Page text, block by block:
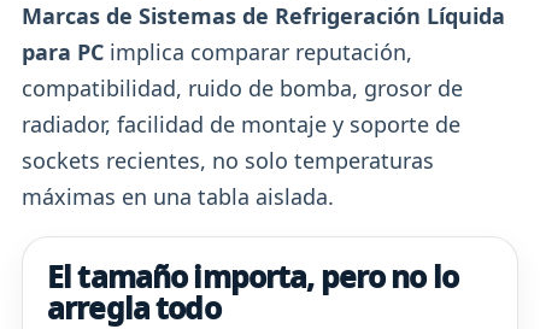
Marcas de Sistemas de Refrigeración Líquida
para PC implica comparar reputación,
compatibilidad, ruido de bomba, grosor de
radiador, facilidad de montaje y soporte de
sockets recientes, no solo temperaturas
máximas en una tabla aislada.
El tamaño importa, pero no lo
arregla todo